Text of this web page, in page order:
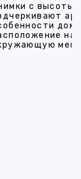
с высоты
на